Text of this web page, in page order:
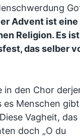
Advent ist eine
Religion. Es
das selber
in den Chor
es Menschen
Vagheit,
doch „O du